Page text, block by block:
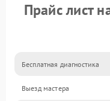
Прайс лист
Бесплатная диагностика
Выезд мастера